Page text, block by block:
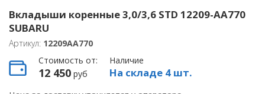
Вкладыши коренные 3,0/3,6 STD 12209-AA770
SUBARU
Артикул: 12209AA770
Стоимость от:
12 450 руб
Наличие
На складе 4 шт.